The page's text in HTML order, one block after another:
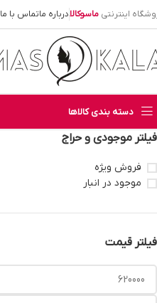
اینترنتی ماسوکالادرباره ماتماس با ما
دسته بندی کالاها
فیلتر موجودی و حراج
فروش ویژه
موجود در انبار
فیلتر قیمت